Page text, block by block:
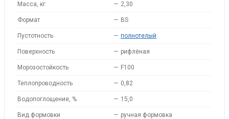
Масса, кг — 2,30
Формат — BS
Пустотность — полнотелый
Поверхность — рифлёная
Морозостойкость — F100
Теплопроводность — 0,82
Водопоглощение, % — 15,0
Вид формовки — ручная формовка